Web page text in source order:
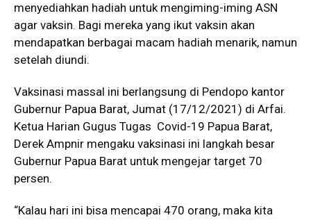
menyediahkan hadiah untuk mengiming-iming ASN
agar vaksin. Bagi mereka yang ikut vaksin akan
mendapatkan berbagai macam hadiah menarik, namun
setelah diundi.
Vaksinasi massal ini berlangsung di Pendopo kantor
Gubernur Papua Barat, Jumat (17/12/2021) di Arfai.
Ketua Harian Gugus Tugas Covid-19 Papua Barat,
Derek Ampnir mengaku vaksinasi ini langkah besar
Gubernur Papua Barat untuk mengejar target 70
persen.
“Kalau hari ini bisa mencapai 470 orang, maka kita